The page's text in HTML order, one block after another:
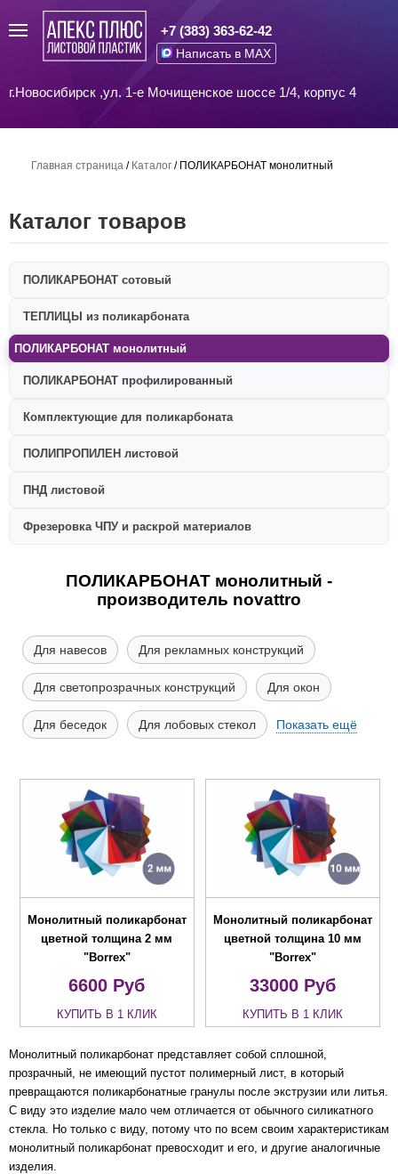
+7 (383) 363-62-42
Написать в MAX
г.Новосибирск ,ул. 1-е Мочищенское шоссе 1/4, корпус 4
Главная страница / Каталог / ПОЛИКАРБОНАТ монолитный
Каталог товаров
ПОЛИКАРБОНАТ сотовый
ТЕПЛИЦЫ из поликарбоната
ПОЛИКАРБОНАТ монолитный
ПОЛИКАРБОНАТ профилированный
Комплектующие для поликарбоната
ПОЛИПРОПИЛЕН листовой
ПНД листовой
Фрезеровка ЧПУ и раскрой материалов
ПОЛИКАРБОНАТ монолитный -
производитель novattro
Для навесов Для рекламных конструкций
Для светопрозрачных конструкций Для окон
Для беседок Для лобовых стекол Показать ещё
Монолитный поликарбонат
цветной толщина 2 мм
"Borrex"
6600 Руб
КУПИТЬ В 1 КЛИК
Монолитный поликарбонат
цветной толщина 10 мм
"Borrex"
33000Руб
КУПИТЬ В 1 КЛИК
Монолитный поликарбонат представляет собой сплошной,
прозрачный, не имеющий пустот полимерный лист, в который
превращаются поликарбонатные гранулы после экструзии или литья.
С виду это изделие мало чем отличается от обычного силикатного
стекла. Но только с виду, потому что по всем своим характеристикам
монолитный поликарбонат превосходит и его, и другие аналогичные
изделия.